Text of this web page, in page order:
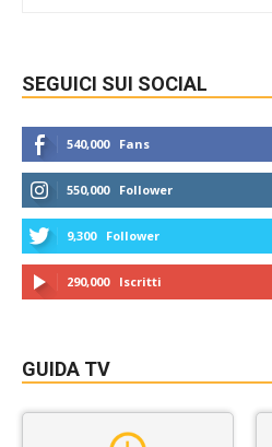
SEGUICI SUI SOCIAL
540,000 Fans
550,000 Follower
9,300 Follower
290,000 Iscritti
GUIDA TV